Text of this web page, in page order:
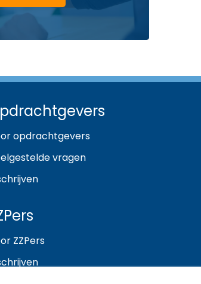
opdrachtgevers
vragen
ZZPers